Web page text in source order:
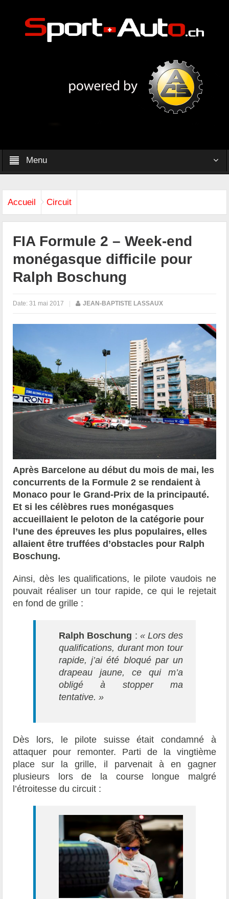
Menu
Accueil Circuit
FIA Formule 2 – Week-end
monégasque difficile pour
Ralph Boschung
Date:31 mai 2017 | JEAN-BAPTISTE LASSAUX
Après Barcelone au début du mois de mai, les
concurrents de la Formule 2 se rendaient à
Monaco pour le Grand-Prix de la principauté.
Et si les célèbres rues monégasques
accueillaient le peloton de la catégorie pour
l’une des épreuves les plus populaires, elles
allaient être truffées d’obstacles pour Ralph
Boschung.
Ainsi, dès les qualifications, le pilote vaudois ne
pouvait réaliser un tour rapide, ce qui le rejetait
en fond de grille :
Ralph Boschung : « Lors des
qualifications, durant mon tour
rapide, j’ai été bloqué par un
drapeau jaune, ce qui m’a
obligé à stopper ma
tentative. »
Dès lors, le pilote suisse était condamné à
attaquer pour remonter. Parti de la vingtième
place sur la grille, il parvenait à en gagner
plusieurs lors de la course longue malgré
l’étroitesse du circuit :